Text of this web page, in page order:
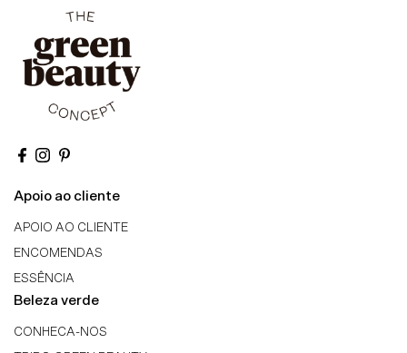
Apoio ao cliente
APOIO AO CLIENTE
ENCOMENDAS
ESSÊNCIA
Beleza verde
CONHECA-NOS